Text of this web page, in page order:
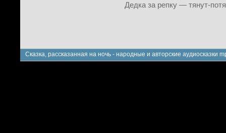
Дедка за репку — тянут-
Сказка, рассказанная на ночь - народные и авторские аудиосказки